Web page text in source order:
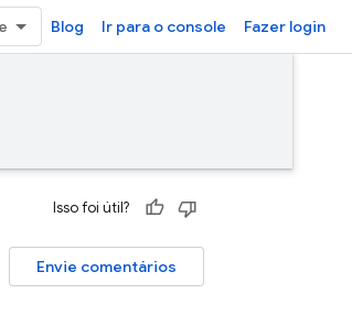
Blog Ir para o console Fazer login
Isso foi útil?
Envie comentários